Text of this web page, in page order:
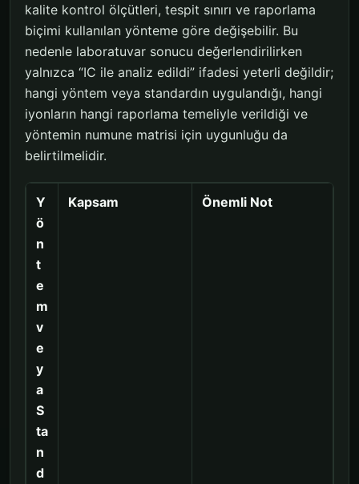
kalite kontrol ölçütleri, tespit sınırı ve raporlama
biçimi kullanılan yönteme göre değişebilir. Bu
nedenle laboratuvar sonucu değerlendirilirken
yalnızca “IC ile analiz edildi” ifadesi yeterli değildir;
hangi yöntem veya standardın uygulandığı, hangi
iyonların hangi raporlama temeliyle verildiği ve
yöntemin numune matrisi için uygunluğu da
belirtilmelidir.
Y
ö
n
t
e
m
v
e
y
a
S
ta
n
d
Kapsam Önemli Not